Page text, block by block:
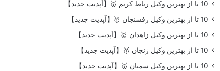
10 تا از بهترین وکیل رباط کریم 🥇【آپدیت جدید】
10 تا از بهترین وکیل رفسنجان 🥇【آپدیت جدید】
10 تا از بهترین وکیل زاهدان 🥇【آپدیت جدید】
10 تا از بهترین وکیل زنجان 🥇【آپدیت جدید】
10 تا از بهترین وکیل سمنان 🥇【آپدیت جدید】